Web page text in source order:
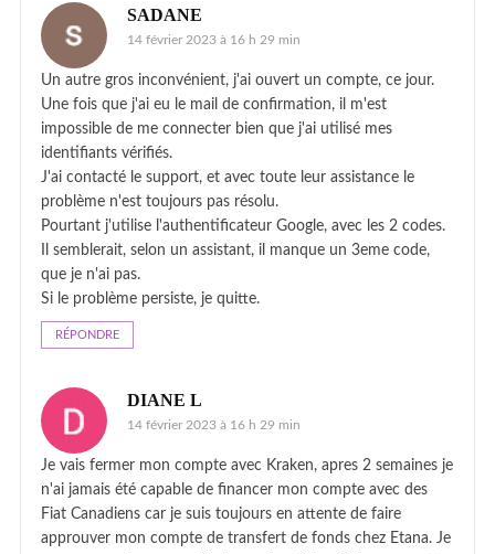
SADANE
14 février 2023 à 16 h 29 min
Un autre gros inconvénient, j'ai ouvert un compte, ce jour.
Une fois que j'ai eu le mail de confirmation, il m'est
impossible de me connecter bien que j'ai utilisé mes
identifiants vérifiés.
J'ai contacté le support, et avec toute leur assistance le
problème n'est toujours pas résolu.
Pourtant j'utilise l'authentificateur Google, avec les 2 codes.
Il semblerait, selon un assistant, il manque un 3eme code,
que je n'ai pas.
Si le problème persiste, je quitte.
RÉPONDRE
DIANE L
14 février 2023 à 16 h 29 min
Je vais fermer mon compte avec Kraken, apres 2 semaines je
n'ai jamais été capable de financer mon compte avec des
Fiat Canadiens car je suis toujours en attente de faire
approuver mon compte de transfert de fonds chez Etana. Je